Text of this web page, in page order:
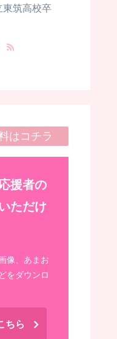
東筑高校卒
はコチラ
援者の
ただけ
像、あまお
をダウンロ
ちら